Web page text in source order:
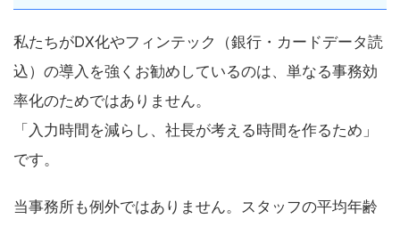
私たちがDX化やフィンテック（銀行・カードデータ読
込）の導入を強くお勧めしているのは、単なる事務効
率化のためではありません。
「入力時間を減らし、社長が考える時間を作るため」
です。
当事務所も例外ではありません。スタッフの平均年齢